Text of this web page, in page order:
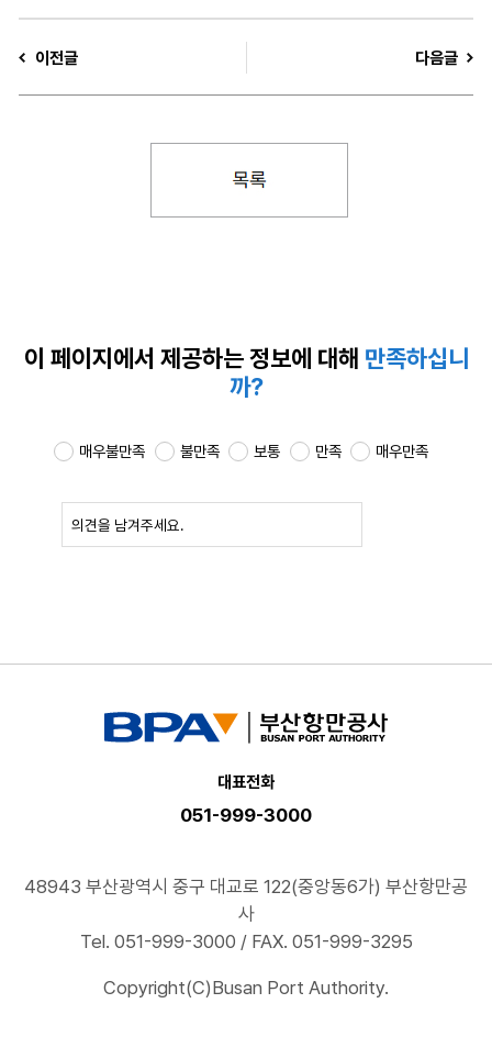
이전글 다음글
이 페이지에서 제공하는정보에 대해 만족하십니
까?
매우불만족 불만족 보통 만족 매우만족
대표전화
051-999-3000
48943 부산광역시 중구 대교로 122(중앙동6가) 부산항만공
사
Tel. 051-999-3000 / FAX. 051-999-3295
Copyright(C)Busan Port Authority.